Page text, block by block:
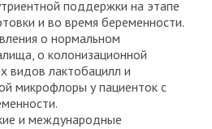
поддержки на этапе
и во время беременности.
о нормальном
о колонизационной
видов лактобацилл и
микрофлоры у пациенток с
и международные